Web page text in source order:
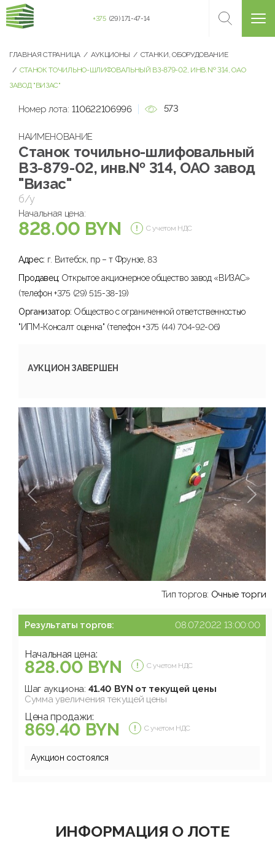
+375 (29) 171-47-14
ГЛАВНАЯ СТРАНИЦА АУКЦИОНЫ
СТАНКИ, ОБОРУДОВАНИЕ
СТАНОК ТОЧИЛЬНО-ШЛИФОВАЛЬНЫЙ ВЗ-879-02, ИНВ.№ 314, ОАО
ЗАВОД "ВИЗАС"
Номер лота: 110622106996 573
НАИМЕНОВАНИЕ
Станок точильно-шлифовальный
ВЗ-879-02, инв.№ 314, ОАО завод
"Визас"
б/у
Начальная цена:
828.00 BYN С учетом НДС
Адрес: г. Витебск, пр – т Фрунзе, 83
Продавец: Открытое акционерное общество завод «ВИЗАС»
(телефон +375 (29) 515-38-19)
Организатор: Общество с ограниченной ответственностью
"ИПМ-Консалт оценка" (телефон +375 (44) 704-92-06)
АУКЦИОН ЗАВЕРШЕН
Тип торгов: Очные торги
Результаты торгов: 08.07.2022 13:00:00
Начальная цена:
828.00 BYN С учетом НДС
Шаг аукциона: 41.40 BYN от текущей цены
Сумма увеличения текущей цены
Цена продажи:
869.40 BYN С учетом НДС
Аукцион состоялся
ИНФОРМАЦИЯ О ЛОТЕ